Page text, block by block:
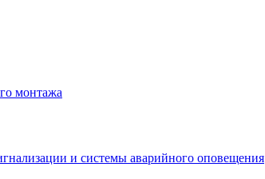
монтажа
и системы аварийного оповещения